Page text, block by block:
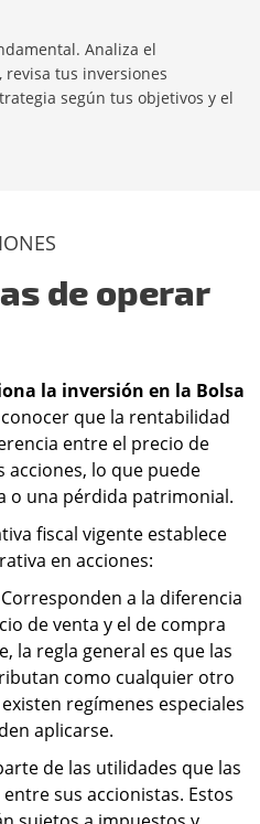
Analiza el
tus inversiones
según tus objetivos y el
de operar
la inversión en la Bolsa
que la rentabilidad
entre el precio de
acciones, lo que puede
o una pérdida patrimonial.
fiscal vigente establece
en acciones:
a la diferencia
de venta y el de compra
la regla general es que las
como cualquier otro
regímenes especiales
aplicarse.
de las utilidades que las
sus accionistas. Estos